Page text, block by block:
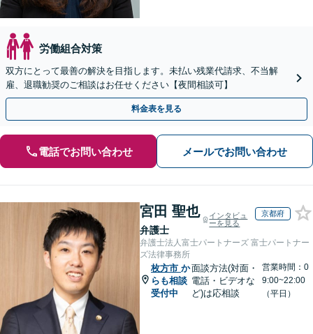
労働組合対策
双方にとって最善の解決を目指します。未払い残業代請求、不当解
雇、退職勧奨のご相談はお任せください【夜間相談可】
料金表を見る
電話でお問い合わせ メールでお問い合わせ
宮田 聖也
弁護士
インタビュ
ーを見る
京都府
弁護士法人富士パートナーズ 富士パートナー
ズ法律事務所
枚方市 か
らも相談
受付中
面談方法(対面・
電話・ビデオな
ど)は応相談
営業時間：0
9:00~22:00
（平日）